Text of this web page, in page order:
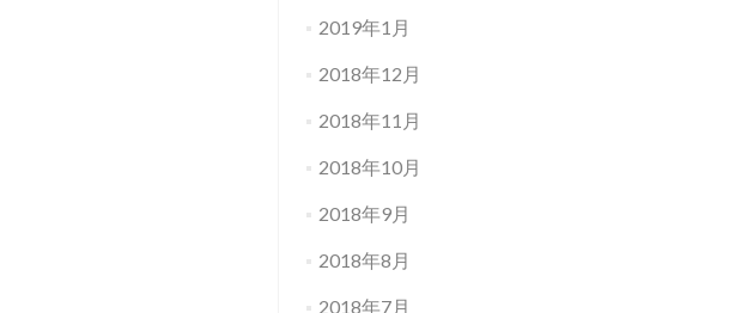
2019年1月
2018年12月
2018年11月
2018年10月
2018年9月
2018年8月
2018年7月